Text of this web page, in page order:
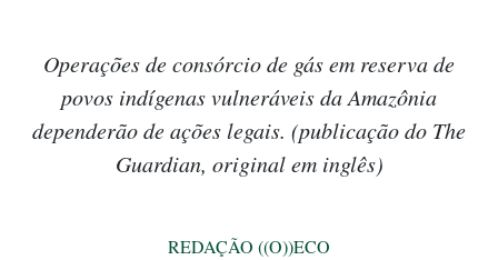
Operações de consórcio de gás em reserva de
povos indígenas vulneráveis da Amazônia
dependerão de ações legais. (publicação do The
Guardian, original em inglês)
REDAÇÃO ((O))ECO